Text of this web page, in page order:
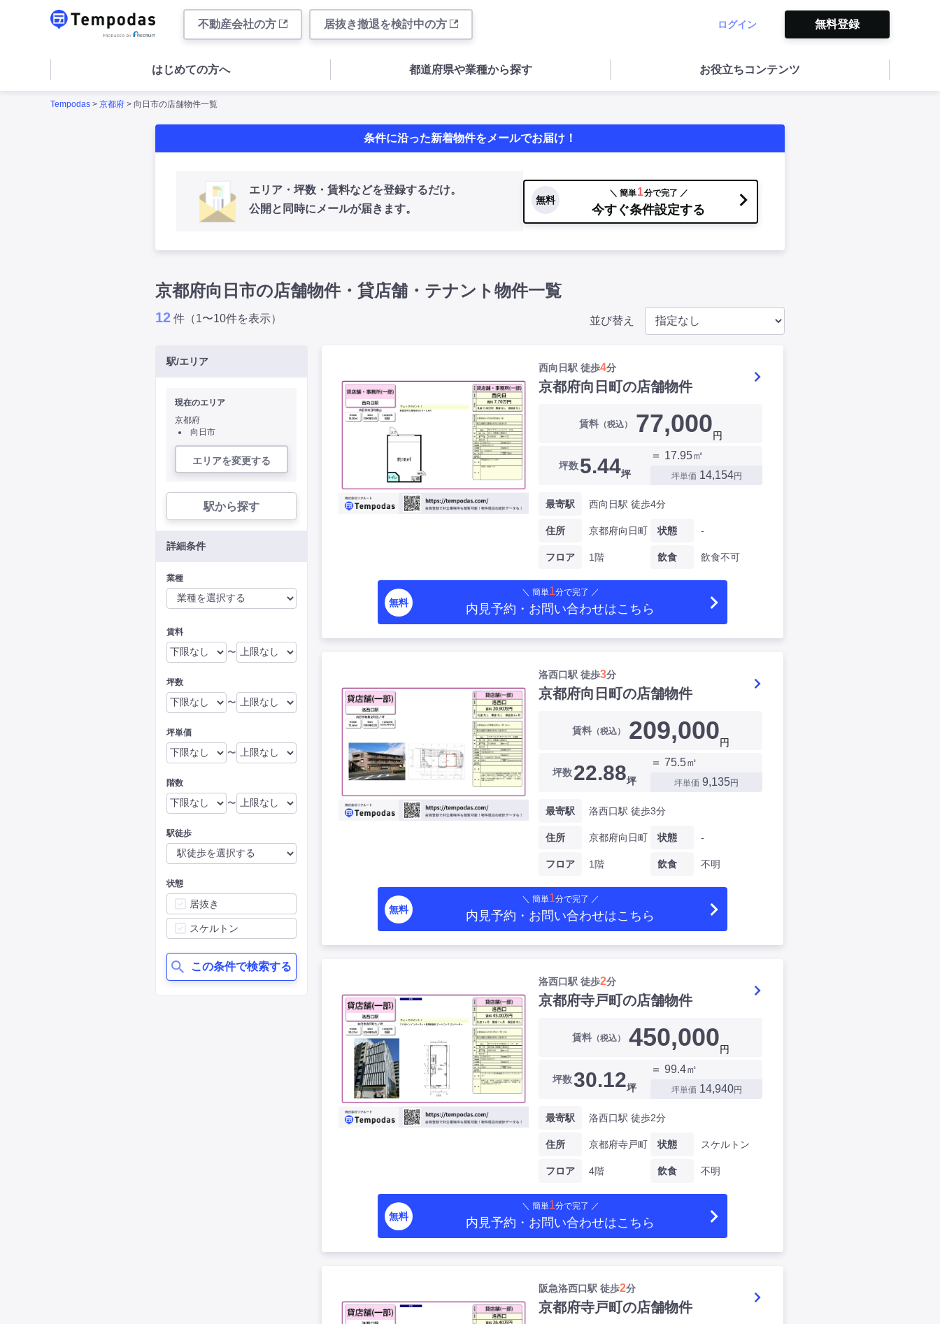
不動産会社の方 居抜き撤退を検討中の方 ログイン 無料登録
はじめての方へ 都道府県や業種から探す お役立ちコンテンツ
Tempodas > 京都府 > 向日市の店舗物件一覧
条件に沿った新着物件をメールでお届け！
エリア・坪数・賃料などを登録するだけ。
公開と同時にメールが届きます。
無料
＼ 簡単1分で完了 ／
今すぐ条件設定する
京都府向日市の店舗物件・貸店舗・テナント物件一覧
12 件（1〜10件を表示） 並び替え
駅/エリア
現在のエリア
京都府
向日市
エリアを変更する
駅から探す
詳細条件
業種
賃料
〜
坪数
〜
坪単価
〜
階数
〜
駅徒歩
状態
居抜き
スケルトン
この条件で検索する
西向日駅 徒歩4分
京都府向日町の店舗物件
賃料（税込） 77,000円
坪数 5.44坪
＝ 17.95㎡
坪単価 14,154円
最寄駅 西向日駅 徒歩4分
住所 京都府向日町
フロア 1階
状態 -
飲食 飲食不可
無料
＼ 簡単1分で完了 ／
内見予約・お問い合わせはこちら
洛西口駅 徒歩3分
京都府向日町の店舗物件
賃料（税込） 209,000円
坪数22.88坪
＝ 75.5㎡
坪単価 9,135円
最寄駅 洛西口駅 徒歩3分
住所 京都府向日町
フロア 1階
状態 -
飲食 不明
無料
＼ 簡単1分で完了 ／
内見予約・お問い合わせはこちら
洛西口駅 徒歩2分
京都府寺戸町の店舗物件
賃料（税込） 450,000円
坪数30.12坪
＝ 99.4㎡
坪単価 14,940円
最寄駅 洛西口駅 徒歩2分
住所 京都府寺戸町
フロア 4階
状態 スケルトン
飲食 不明
無料
＼ 簡単1分で完了 ／
内見予約・お問い合わせはこちら
阪急洛西口駅 徒歩2分
京都府寺戸町の店舗物件